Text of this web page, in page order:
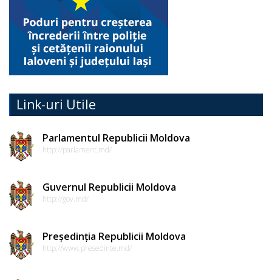
Link-uri Utile
Parlamentul Republicii Moldova
http://parlament.md/
Guvernul Republicii Moldova
http://gov.md/
Președinția Republicii Moldova
http://www.presedinte.md/